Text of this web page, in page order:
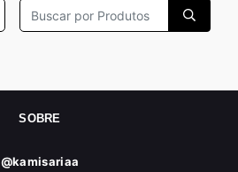
SOBRE
@kamisariaa